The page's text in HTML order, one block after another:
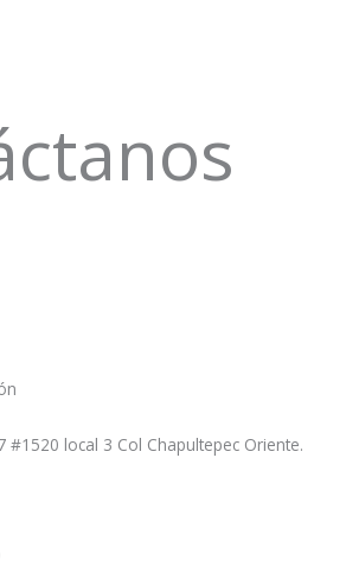
#1520 local 3 Col Chapultepec Oriente.